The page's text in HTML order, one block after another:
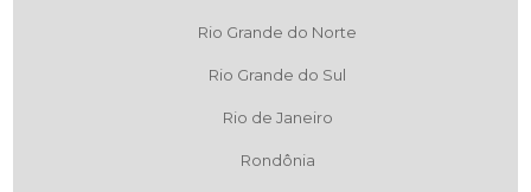
Rio Grande do Norte
Rio Grande do Sul
Rio de Janeiro
Rondônia